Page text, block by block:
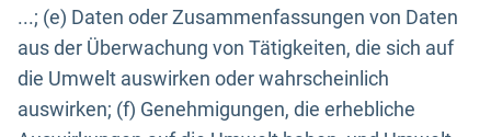
...; (e) Daten oder Zusammenfassungen von Daten
aus der Überwachung von Tätigkeiten, die sich auf
die Umwelt auswirken oder wahrscheinlich
auswirken; (f) Genehmigungen, die erhebliche